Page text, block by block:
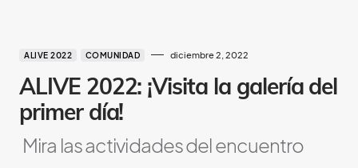
ALIVE 2022 COMUNIDAD diciembre 2, 2022
ALIVE 2022: ¡Visita la galería del
primer día!
Mira las actividades del encuentro